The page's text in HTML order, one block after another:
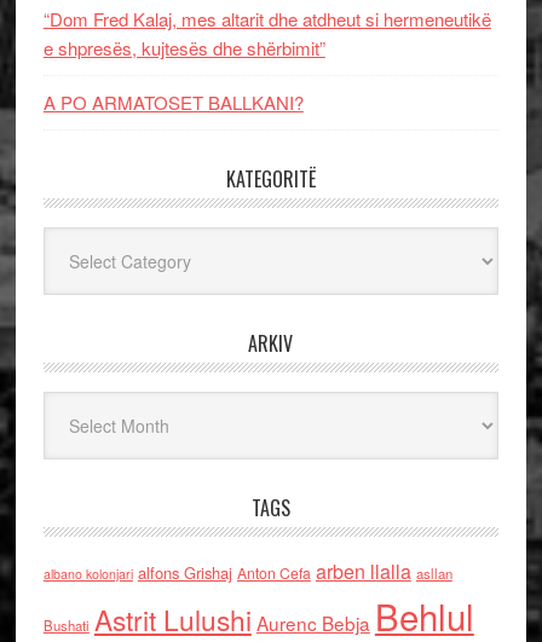
“Dom Fred Kalaj, mes altarit dhe atdheut si hermeneutikë
e shpresës, kujtesës dhe shërbimit”
A PO ARMATOSET BALLKANI?
KATEGORITË
ARKIV
TAGS
albano kolonjari alfons Grishaj Anton Cefa arben llalla asllan
Bushati Astrit Lulushi Aurenc Bebja Behlul